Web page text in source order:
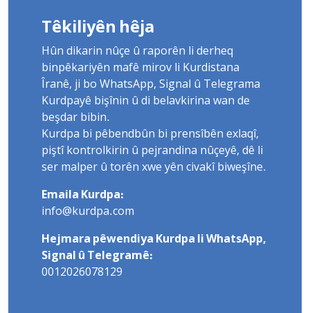
Têkiliyên hêja
Hûn dikarin nûçe û raporên li derheq
binpêkariyên mafê mirov li Kurdistana
Îranê, ji bo WhatsApp, Signal û Telegrama
Kurdpayê bişînin û di belavkirina wan de
beşdar bibin.
Kurdpa bi pêbendbûn bi prensîbên exlaqî,
piştî kontrolkirin û pejrandina nûçeyê, dê li
ser malper û torên xwe yên civakî biweşîne.
Emaila Kurdpa:
info@kurdpa.com
Hejmara pêwendiya Kurdpa li WhatsApp,
Signal û Telegramê:
0012026078129